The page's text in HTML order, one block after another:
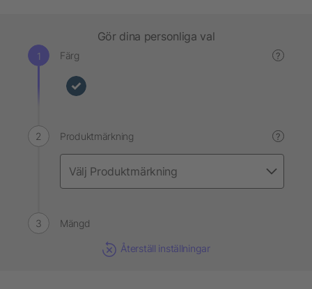
Gör dina personliga val
Färg ?
Produktmärkning ?
Mängd
Återställ inställningar